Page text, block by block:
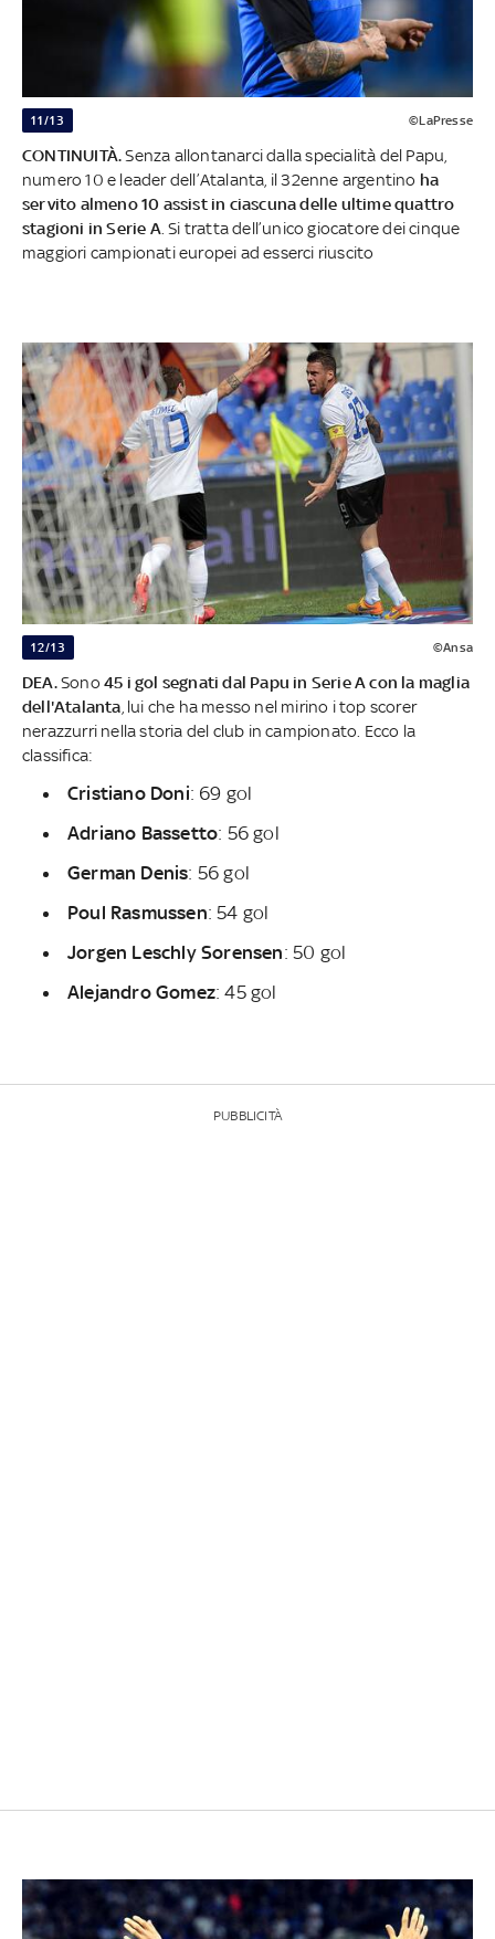
11/13 ©LaPresse
CONTINUITÀ.Senza allontanarci dalla specialità del Papu,
numero 10 e leader dell’Atalanta, il 32enne argentino ha
servito almeno 10 assist in ciascuna delle ultime quattro
stagioni in Serie A . Si tratta dell’unico giocatore dei cinque
maggiori campionati europei ad esserci riuscito
12/13 ©Ansa
DEA.Sono 45 i gol segnati dal Papu in Serie A con la maglia
dell'Atalanta , lui che ha messo nel mirino i top scorer
nerazzurri nella storia del club in campionato. Ecco la
classifica:
Cristiano Doni: 69 gol
Adriano Bassetto: 56 gol
German Denis: 56 gol
Poul Rasmussen: 54 gol
Jorgen Leschly Sorensen: 50 gol
Alejandro Gomez: 45 gol
PUBBLICITÀ